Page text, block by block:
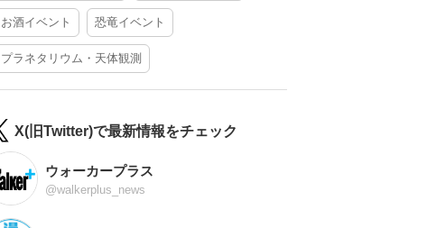
お酒イベント 恐竜イベント
プラネタリウム・天体観測
X(旧Twitter)で最新情報をチェック
ウォーカープラス
@walkerplus_news